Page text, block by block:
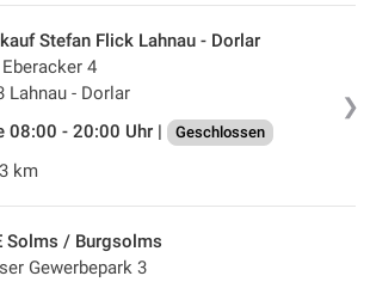
❯
Stefan Flick Lahnau - Dorlar
4
Lahnau - Dorlar
08:00 - 20:00 Uhr |
Geschlossen
km
Solms / Burgsolms
Gewerbepark 3